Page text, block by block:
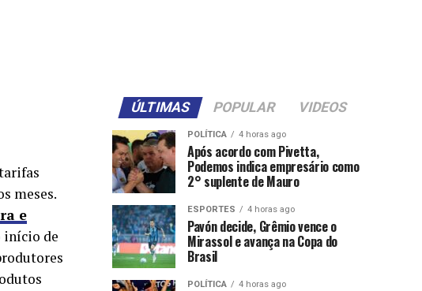
meses.
e
início de
ÚLTIMAS POPULAR VIDEOS
POLÍTICA 4 horas ago
Após acordo com Pivetta,
Podemos indica empresário como
2° suplente de Mauro
ESPORTES 4 horas ago
Pavón decide, Grêmio vence o
Mirassol e avança na Copa do
Brasil
POLÍTICA 4 horas ago